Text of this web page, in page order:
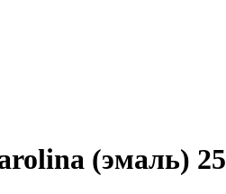
(эмаль)